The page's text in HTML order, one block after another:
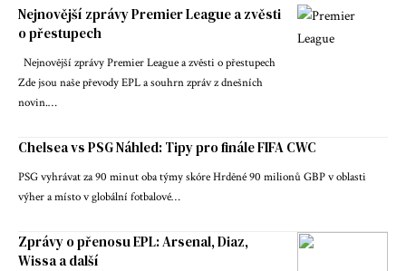
Nejnovější zprávy Premier League a zvěsti
o přestupech
Nejnovější zprávy Premier League a zvěsti o přestupech
Zde jsou naše převody EPL a souhrn zpráv z dnešních
novin.…
Chelsea vs PSG Náhled: Tipy pro finále FIFA CWC
PSG vyhrávat za 90 minut oba týmy skóre Hrděné 90 milionů GBP v oblasti
výher a místo v globální fotbalové…
Zprávy o přenosu EPL: Arsenal, Diaz,
Wissa a další